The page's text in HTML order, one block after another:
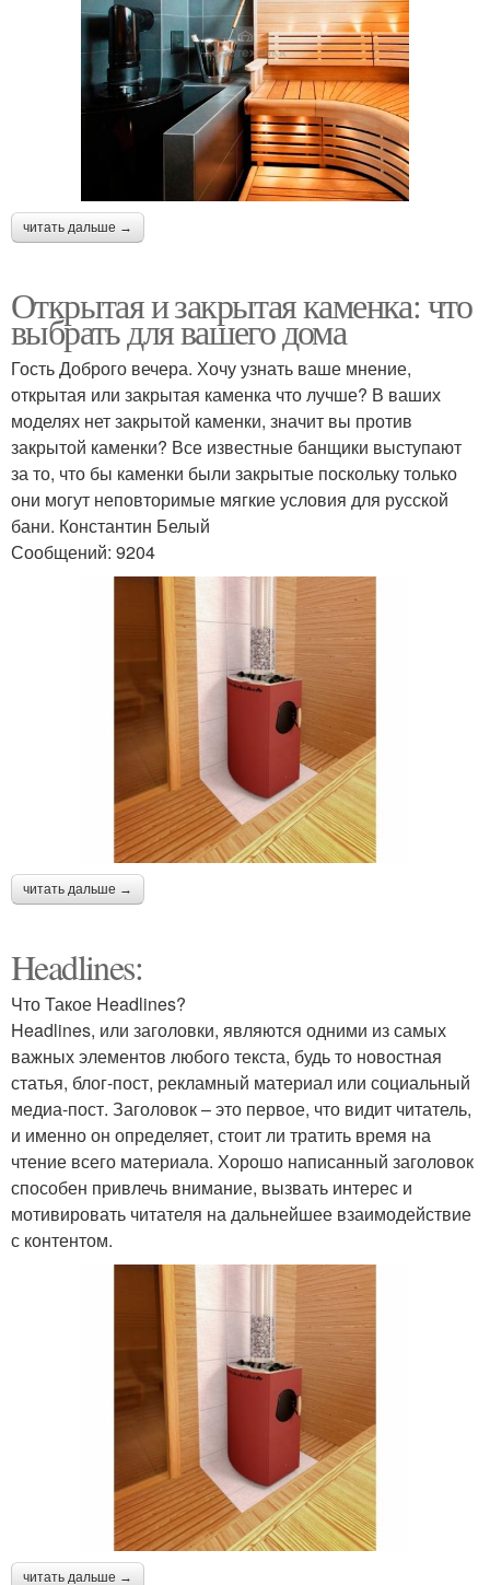
читать дальше →
Открытая и закрытая каменка: что
выбрать для вашего дома
Гость Доброго вечера. Хочу узнать ваше мнение,
открытая или закрытая каменка что лучше? В ваших
моделях нет закрытой каменки, значит вы против
закрытой каменки? Все известные банщики выступают
за то, что бы каменки были закрытые поскольку только
они могут неповторимые мягкие условия для русской
бани. Константин Белый
Сообщений: 9204
читать дальше →
Headlines:
Что Такое Headlines?
Headlines, или заголовки, являются одними из самых
важных элементов любого текста, будь то новостная
статья, блог-пост, рекламный материал или социальный
медиа-пост. Заголовок – это первое, что видит читатель,
и именно он определяет, стоит ли тратить время на
чтение всего материала. Хорошо написанный заголовок
способен привлечь внимание, вызвать интерес и
мотивировать читателя на дальнейшее взаимодействие
с контентом.
читать дальше →